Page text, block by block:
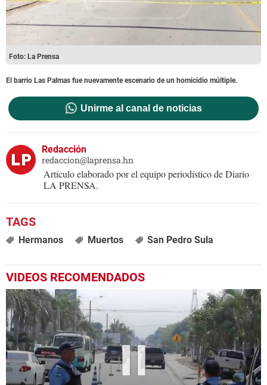
Foto: La Prensa
El barrio Las Palmas fue nuevamente escenario de un homicidio múltiple.
Unirme al canal de noticias
Redacción
redaccion@laprensa.hn
Artículo elaborado por el equipo periodístico de Diario
LA PRENSA.
Hermanos Muertos San Pedro Sula
VIDEOS RECOMENDADOS